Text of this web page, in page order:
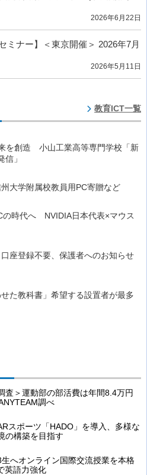
2026年6月22日
ミナー】＜東京開催＞ 2026年7月
2026年5月11日
教育ICT一覧
を創造 小山工業高等専門学校「新
」
大学附属校教員用PC寄贈など
の時代へ NVIDIA日本代表×マウス
座登録不要、保護者へのお知らせ
た教科書」希望する設置者が最多
査＞運動部の部活費は年間8.4万円
調べ
スポーツ「HADO」を導入、多様な
の構築を目指す
へオンライン国際交流授業を本格
英語力強化